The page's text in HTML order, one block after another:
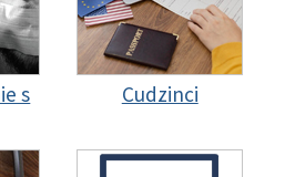
s
Cudzinci